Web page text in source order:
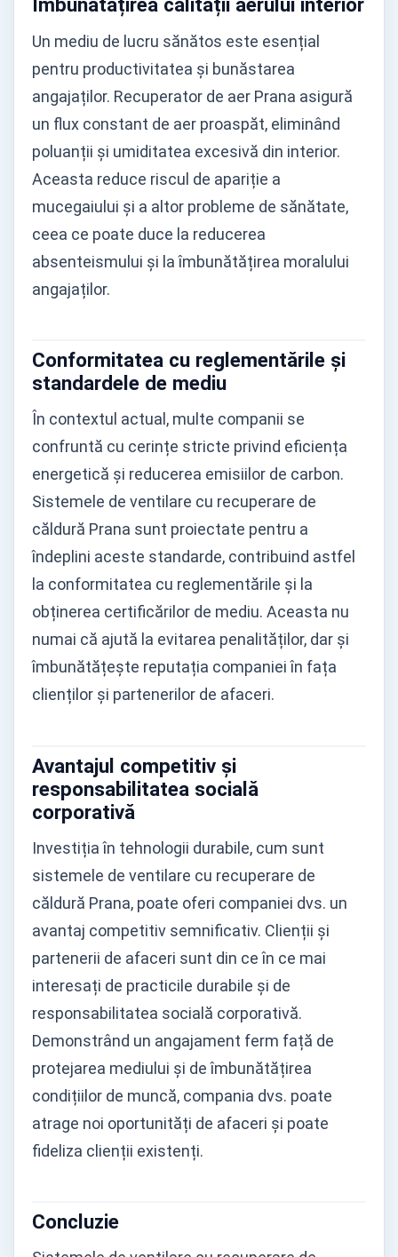
Îmbunătățirea calității aerului interior
Un mediu de lucru sănătos este esențial
pentru productivitatea și bunăstarea
angajaților. Recuperator de aer Prana asigură
un flux constant de aer proaspăt, eliminând
poluanții și umiditatea excesivă din interior.
Aceasta reduce riscul de apariție a
mucegaiului și a altor probleme de sănătate,
ceea ce poate duce la reducerea
absenteismului și la îmbunătățirea moralului
angajaților.
Conformitatea cu reglementările și
standardele de mediu
În contextul actual, multe companii se
confruntă cu cerințe stricte privind eficiența
energetică și reducerea emisiilor de carbon.
Sistemele de ventilare cu recuperare de
căldură Prana sunt proiectate pentru a
îndeplini aceste standarde, contribuind astfel
la conformitatea cu reglementările și la
obținerea certificărilor de mediu. Aceasta nu
numai că ajută la evitarea penalităților, dar și
îmbunătățește reputația companiei în fața
clienților și partenerilor de afaceri.
Avantajul competitiv și
responsabilitatea socială
corporativă
Investiția în tehnologii durabile, cum sunt
sistemele de ventilare cu recuperare de
căldură Prana, poate oferi companiei dvs. un
avantaj competitiv semnificativ. Clienții și
partenerii de afaceri sunt din ce în ce mai
interesați de practicile durabile și de
responsabilitatea socială corporativă.
Demonstrând un angajament ferm față de
protejarea mediului și de îmbunătățirea
condițiilor de muncă, compania dvs. poate
atrage noi oportunități de afaceri și poate
fideliza clienții existenți.
Concluzie